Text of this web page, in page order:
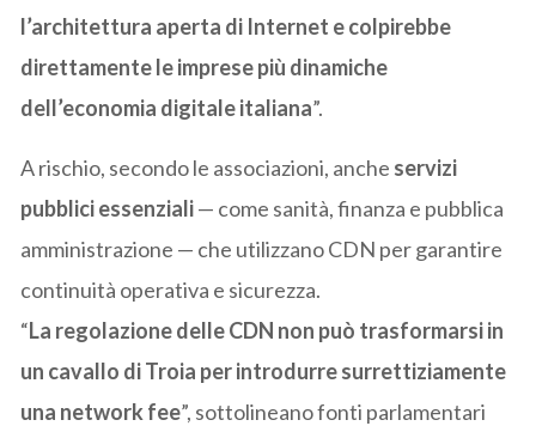
l’architettura aperta di Internet e colpirebbe
direttamente le imprese più dinamiche
dell’economia digitale italiana”.
A rischio, secondo le associazioni, anche servizi
pubblici essenziali— come sanità, finanza e pubblica
amministrazione — che utilizzano CDN per garantire
continuità operativa e sicurezza.
“La regolazione delle CDN non può trasformarsi in
un cavallo di Troia per introdurre surrettiziamente
una network fee”, sottolineano fonti parlamentari